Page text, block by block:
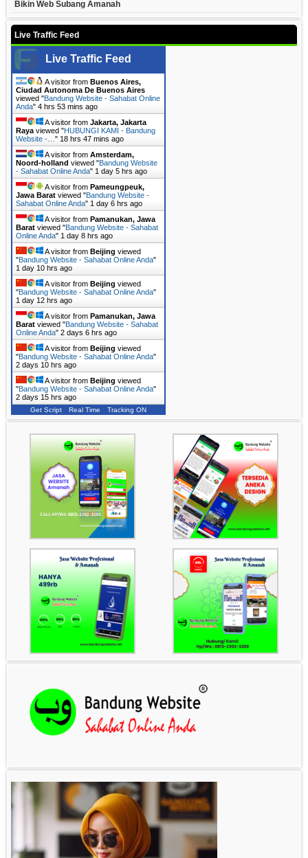
Bikin Web Subang Amanah
Live Traffic Feed
Live Traffic Feed
A visitor from Buenos Aires,
Ciudad Autonoma De Buenos Aires
viewed "Bandung Website - Sahabat Online
Anda" 4 hrs 53 mins ago
A visitor from Jakarta, Jakarta
Raya viewed "HUBUNGI KAMI - Bandung
Website -… " 18 hrs 47 mins ago
A visitor from Amsterdam,
Noord-holland viewed "Bandung Website
- Sahabat Online Anda" 1 day 5 hrs ago
A visitor from Pameungpeuk,
Jawa Barat viewed "Bandung Website -
Sahabat Online Anda" 1 day 6 hrs ago
A visitor from Pamanukan, Jawa
Barat viewed "Bandung Website - Sahabat
Online Anda" 1 day 8 hrs ago
A visitor from Beijing viewed
"Bandung Website - Sahabat Online Anda"
1 day 10 hrs ago
A visitor from Beijing viewed
"Bandung Website - Sahabat Online Anda"
1 day 12 hrs ago
A visitor from Pamanukan, Jawa
Barat viewed "Bandung Website - Sahabat
Online Anda" 2 days 6 hrs ago
A visitor from Beijing viewed
"Bandung Website - Sahabat Online Anda"
2 days 10 hrs ago
A visitor from Beijing viewed
"Bandung Website - Sahabat Online Anda"
2 days 15 hrs ago
Get Script Real Time Tracking ON